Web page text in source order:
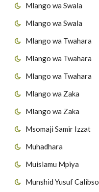
Mlango wa Swala
Mlango wa Swala
Mlango wa Twahara
Mlango wa Twahara
Mlango wa Twahara
Mlango wa Zaka
Mlango wa Zaka
Msomaji Samir Izzat
Muhadhara
Muislamu Mpiya
Munshid Yusuf Calibso